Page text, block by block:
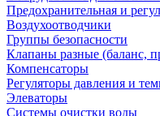
Предохранительная и
Воздухоотводчики
Группы безопасности
Клапаны разные (баланс,
Компенсаторы
Регуляторы давления и
Элеваторы
Системы очистки воды